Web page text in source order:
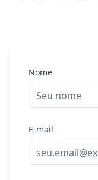
Nome
E-mail